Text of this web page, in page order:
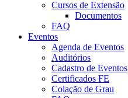
Cursos de Extensão
Documentos
FAQ
Eventos
Agenda de Eventos
Auditórios
Cadastro de Eventos
Certificados FE
Colação de Grau